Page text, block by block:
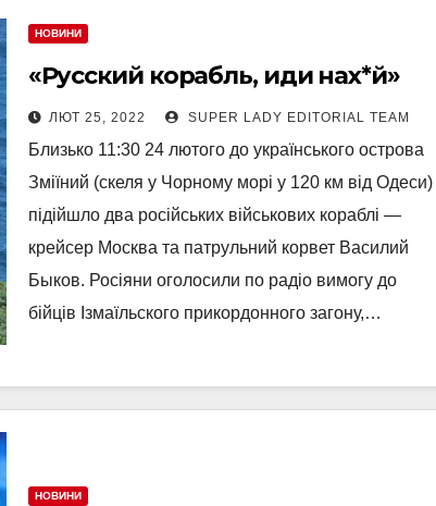
НОВИНИ
«Русский корабль, иди нах*й»
ЛЮТ 25, 2022 SUPER LADY EDITORIAL TEAM
Близько 11:30 24 лютого до українського острова
Зміїний (скеля у Чорному морі у 120 км від Одеси)
підійшло два російських військових кораблі —
крейсер Москва та патрульний корвет Василий
Быков. Росіяни оголосили по радіо вимогу до
бійців Ізмаїльского прикордонного загону,…
НОВИНИ